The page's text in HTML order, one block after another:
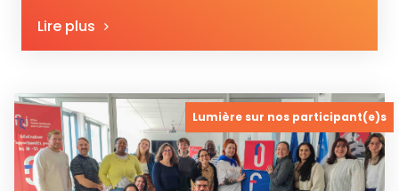
Lire plus
Lumière sur nos participant(e)s